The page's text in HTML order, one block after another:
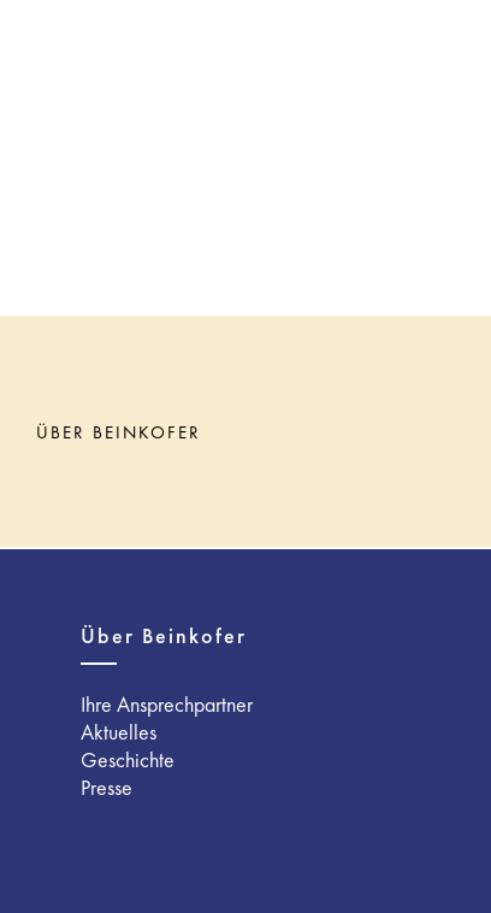
ÜBER BEINKOFER
Über Beinkofer
Ihre Ansprechpartner
Aktuelles
Geschichte
Presse